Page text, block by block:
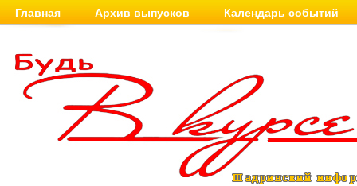
Главная Архив выпусков Календарь событий